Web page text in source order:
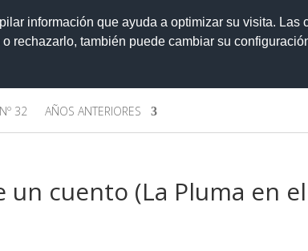
información que ayuda a optimizar su visita. Las
rechazarlo, también puede cambiar su
32 AÑOS ANTERIORES
cuento (La Pluma en el